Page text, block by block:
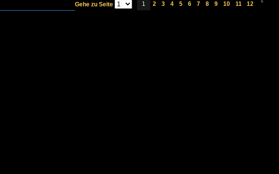
Gehe zu Seite 1 2 3 4 5 6 7 8 9 10 11 12